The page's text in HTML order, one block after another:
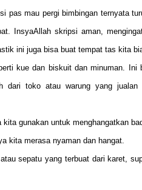
pas mau pergi bimbingan ternyata
InsyaAllah skripsi aman,
ini juga bisa buat tempat tas kita
kue dan biskuit dan minuman.
dari toko atau warung yang
gunakan untuk menghangatkan
kita merasa nyaman dan hangat.
sepatu yang terbuat dari karet,